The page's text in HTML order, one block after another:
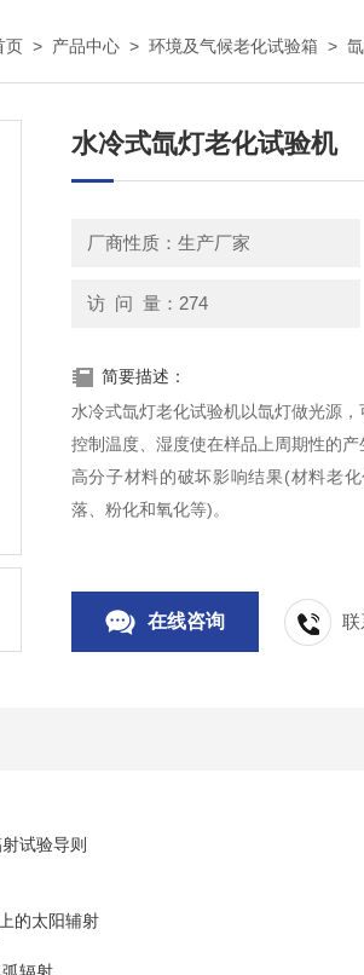
页 > 产品中心 > 环境及气候老化试验箱 >
水冷式氙灯老化试验机
厂商性质：生产厂家
访 问 量：274
简要描述：
水冷式氙灯老化试验机以氙灯做光源
控制温度、湿度使在样品上周期性的
高分子材料的破坏影响结果(材料老
落、粉化和氧化等)。
在线咨询 联
试验导则
的太阳辅射